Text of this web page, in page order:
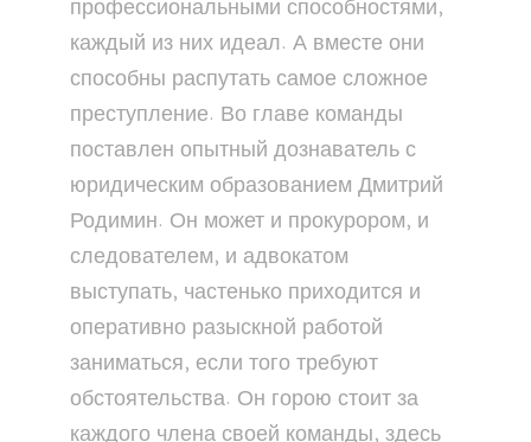
профессиональными способностями,
каждый из них идеал. А вместе они
способны распутать самое сложное
преступление. Во главе команды
поставлен опытный дознаватель с
юридическим образованием Дмитрий
Родимин. Он может и прокурором, и
следователем, и адвокатом
выступать, частенько приходится и
оперативно разыскной работой
заниматься, если того требуют
обстоятельства. Он горою стоит за
каждого члена своей команды, здесь